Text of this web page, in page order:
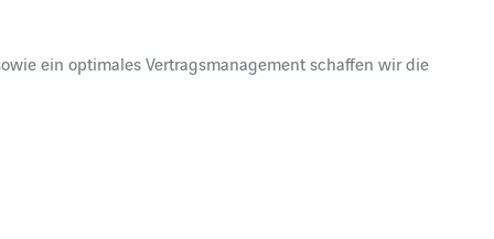
ein optimales Vertragsmanagement schaffen wir die